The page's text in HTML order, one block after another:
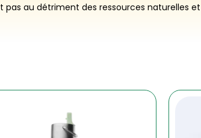
au détriment des ressources naturelles et
produit
a